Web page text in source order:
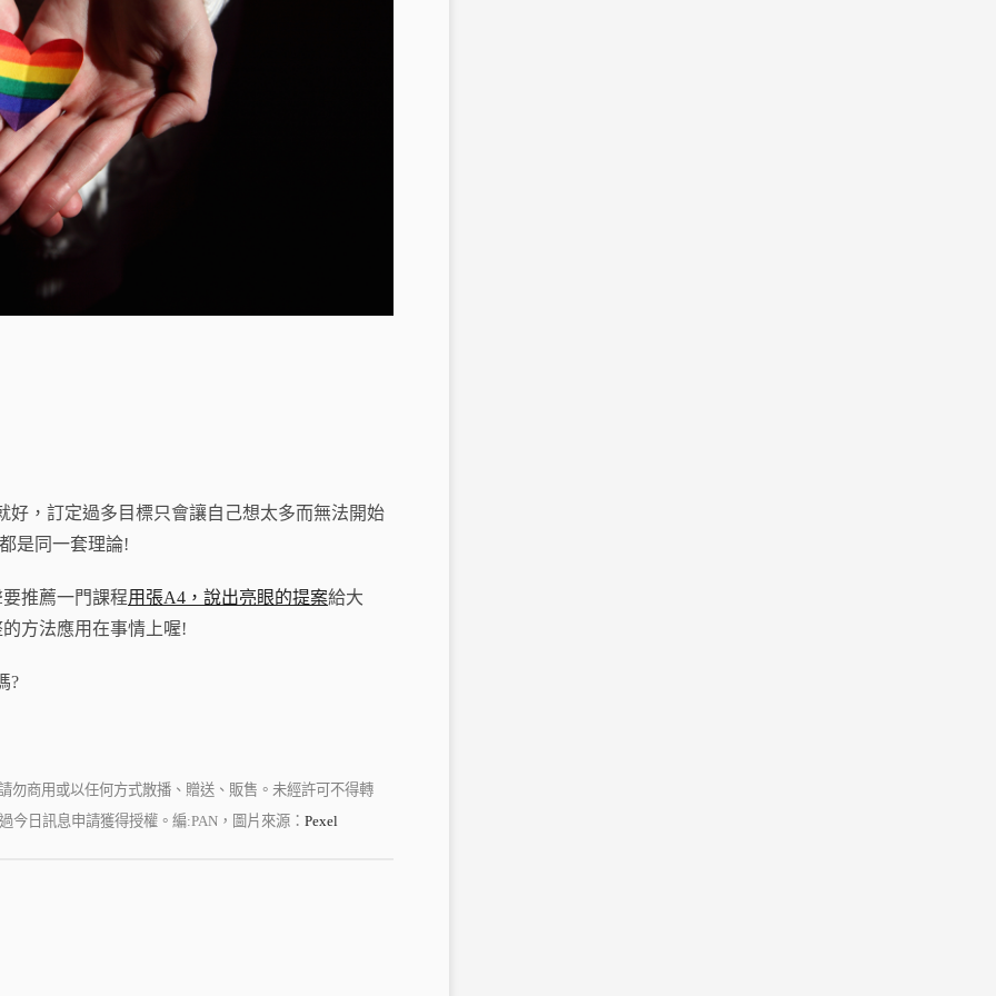
，訂定過多目標只會讓自己想太多而無法開始
是同一套理論!
推薦一門課程用張A4，說出亮眼的提案給大
方法應用在事情上喔!
?
勿商用或以任何方式散播、贈送、販售。未經許可不得轉
日訊息申請獲得授權。編:PAN，圖片來源： Pexel